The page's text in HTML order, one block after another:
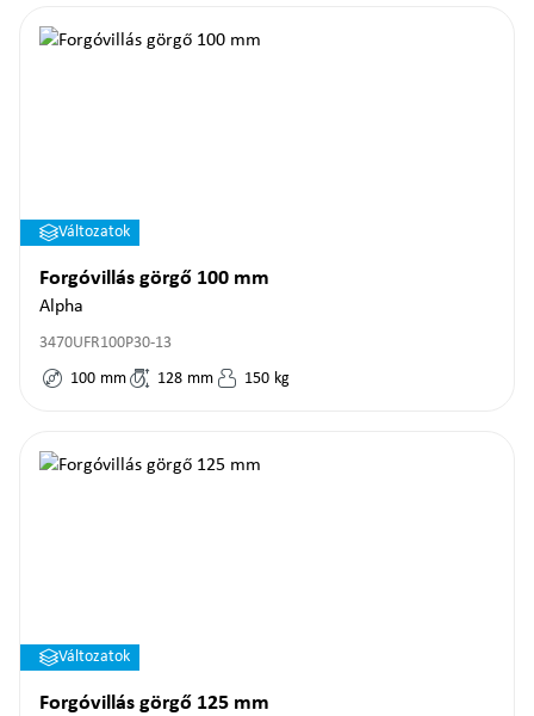
Változatok
Forgóvillás görgő 100 mm
Alpha
3470UFR100P30-13
100 mm 128 mm 150 kg
Változatok
Forgóvillás görgő 125 mm